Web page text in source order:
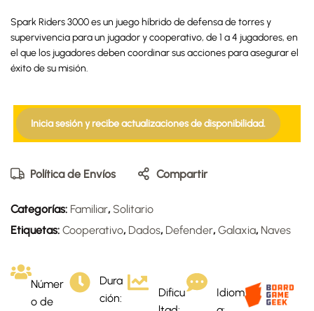
Spark Riders 3000 es un juego híbrido de defensa de torres y
supervivencia para un jugador y cooperativo, de 1 a 4 jugadores, en
el que los jugadores deben coordinar sus acciones para asegurar el
éxito de su misión.
Inicia sesión y recibe actualizaciones de disponibilidad.
Política de Envíos Compartir
Categorías: Familiar, Solitario
Etiquetas: Cooperativo, Dados, Defender, Galaxia, Naves
Númer
o de
Dura
ción:
Dificu
Idiom